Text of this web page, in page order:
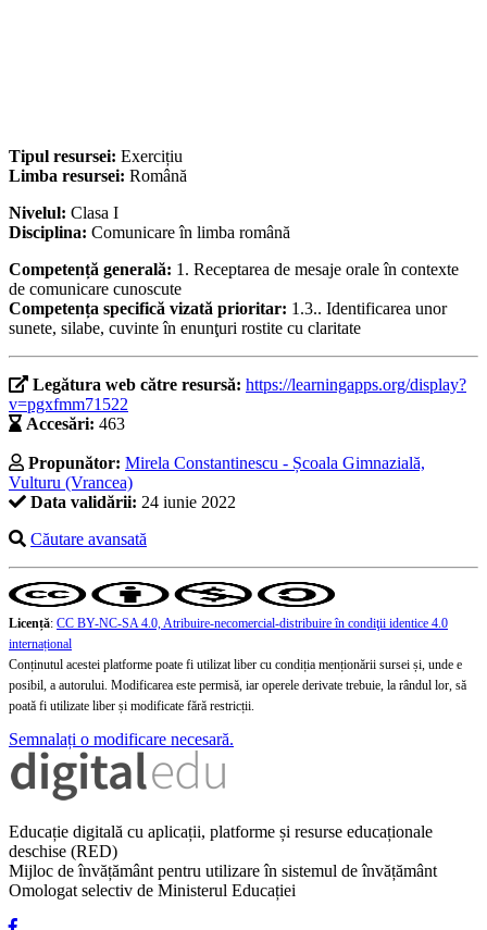
Tipul resursei: Exercițiu
Limba resursei: Română
Nivelul: Clasa I
Disciplina: Comunicare în limba română
Competență generală: 1. Receptarea de mesaje orale în contexte
de comunicare cunoscute
Competența specifică vizată prioritar: 1.3.. Identificarea unor
sunete, silabe, cuvinte în enunţuri rostite cu claritate
Legătura web către resursă: https://learningapps.org/display?
v=pgxfmm71522
Accesări: 463
Propunător: Mirela Constantinescu - Școala Gimnazială,
Vulturu (Vrancea)
Data validării: 24 iunie 2022
Căutare avansată
Licență: CC BY-NC-SA 4.0, Atribuire-necomercial-distribuire în condiţii identice 4.0
internațional
Conținutul acestei platforme poate fi utilizat liber cu condiția menționării sursei și, unde e
posibil, a autorului. Modificarea este permisă, iar operele derivate trebuie, la rândul lor, să
poată fi utilizate liber și modificate fără restricții.
Semnalați o modificare necesară.
Educație digitală cu aplicații, platforme și resurse educaționale
deschise (RED)
Mijloc de învățământ pentru utilizare în sistemul de învățământ
Omologat selectiv de Ministerul Educației